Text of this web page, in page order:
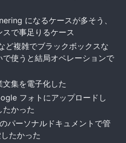
になるケースが多そう、
で事足りるケース
ど複雑でブラックボックスな
使うと結局オペレーションで
集を電子化した
フォトにアップロードし
たかった
パーソナルドキュメントで管
たかった